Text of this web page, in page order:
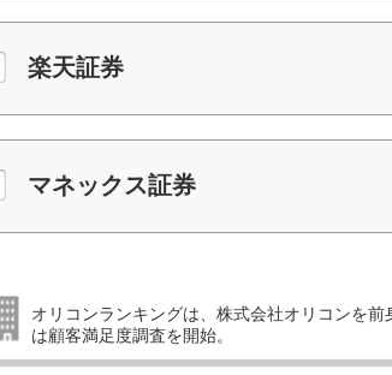
楽天証券
マネックス証券
オリコンランキングは、株式会社オリコンを
は顧客満足度調査を開始。